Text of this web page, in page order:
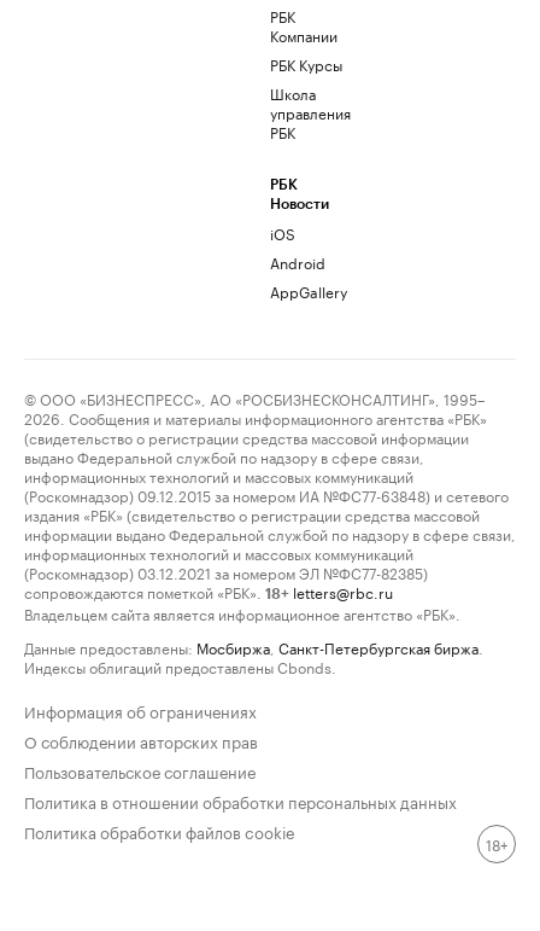
РБК
Компании
РБК Курсы
Школа
управления
РБК
РБК
Новости
iOS
Android
AppGallery
© ООО «БИЗНЕСПРЕСС», АО «РОСБИЗНЕСКОНСАЛТИНГ», 1995–
2026. Сообщения и материалы информационного агентства «РБК»
(свидетельство о регистрации средства массовой информации
выдано Федеральной службой по надзору в сфере связи,
информационных технологий и массовых коммуникаций
(Роскомнадзор) 09.12.2015 за номером ИА №ФС77-63848) и сетевого
издания «РБК» (свидетельство о регистрации средства массовой
информации выдано Федеральной службой по надзору в сфере связи,
информационных технологий и массовых коммуникаций
(Роскомнадзор) 03.12.2021 за номером ЭЛ №ФС77-82385)
сопровождаются пометкой «РБК».
18+ letters@rbc.ru
Владельцем сайта является информационное агентство «РБК».
Данные предоставлены: Мосбиржа Санкт-Петербургская биржа
Индексы облигаций предоставлены Cbonds.
Информация об ограничениях
О соблюдении авторских прав
Пользовательское соглашение
Политика в отношении обработки персональных данных
Политика обработки файлов cookie
18+